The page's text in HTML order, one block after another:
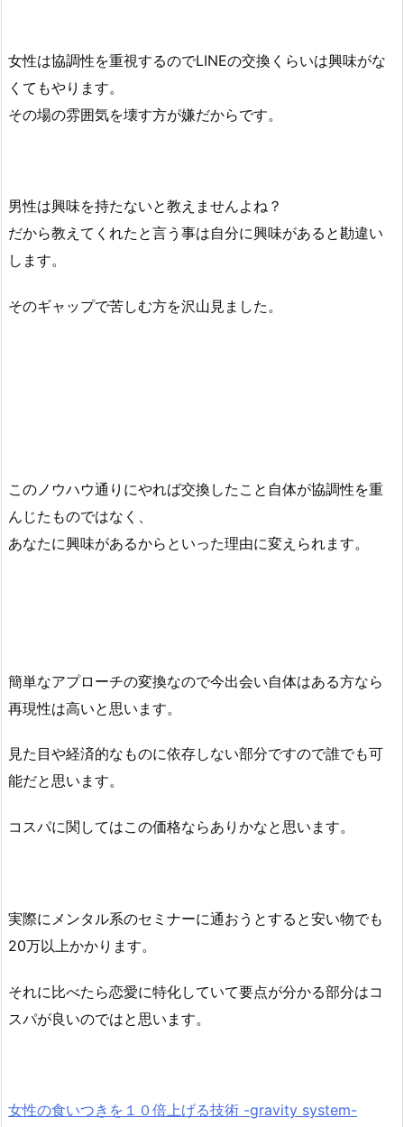
女性は協調性を重視するのでLINEの交換くらいは興味がな
くてもやります。
その場の雰囲気を壊す方が嫌だからです。
男性は興味を持たないと教えませんよね？
だから教えてくれたと言う事は自分に興味があると勘違い
します。
そのギャップで苦しむ方を沢山見ました。
このノウハウ通りにやれば交換したこと自体が協調性を重
んじたものではなく、
あなたに興味があるからといった理由に変えられます。
簡単なアプローチの変換なので今出会い自体はある方なら
再現性は高いと思います。
見た目や経済的なものに依存しない部分ですので誰でも可
能だと思います。
コスパに関してはこの価格ならありかなと思います。
実際にメンタル系のセミナーに通おうとすると安い物でも
20万以上かかります。
それに比べたら恋愛に特化していて要点が分かる部分はコ
スパが良いのではと思います。
女性の食いつきを１０倍上げる技術 -gravity system-